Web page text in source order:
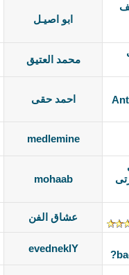
ابو اصيـل
محمد العتيق
احمد حقى
medlemine
mohaab
عشاق الفن
evedneklY